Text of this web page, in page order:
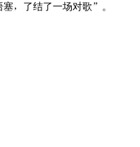
，了结了一场对歌”。